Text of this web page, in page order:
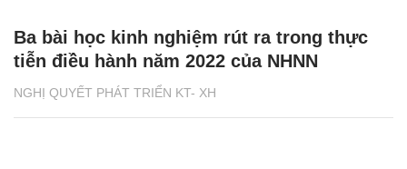
NGHỊ QUYẾT PHÁT TRIỂN KT- XH
Ba bài học kinh nghiệm rút ra trong thực
tiễn điều hành năm 2022 của NHNN